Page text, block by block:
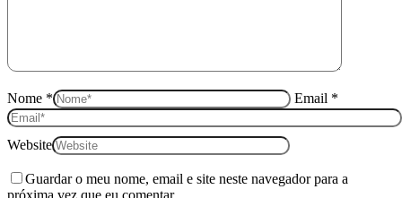
Nome * Email *
Website
Guardar o meu nome, email e site neste navegador para a